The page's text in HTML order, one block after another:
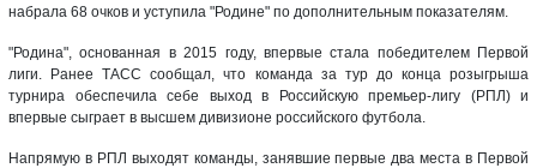
набрала 68 очков и уступила "Родине" по дополнительным показателям.
"Родина", основанная в 2015 году, впервые стала победителем Первой
лиги. Ранее ТАСС сообщал, что команда за тур до конца розыгрыша
турнира обеспечила себе выход в Российскую премьер-лигу (РПЛ) и
впервые сыграет в высшем дивизионе российского футбола.
Напрямую в РПЛ выходят команды, занявшие первые два места в Первой